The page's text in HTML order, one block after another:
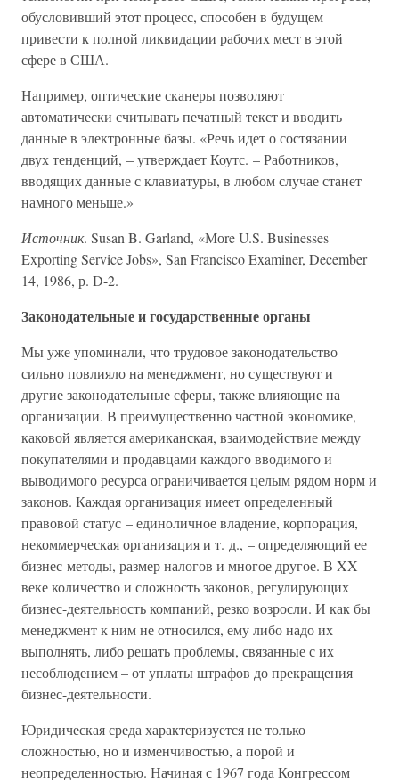
обусловивший этот процесс, способен в будущем
привести к полной ликвидации рабочих мест в этой
сфере в США.
Например, оптические сканеры позволяют
автоматически считывать печатный текст и вводить
данные в электронные базы. «Речь идет о состязании
двух тенденций, – утверждает Коутс. – Работников,
вводящих данные с клавиатуры, в любом случае станет
намного меньше.»
Источник. Susan B. Garland, «Моre U.S. Businesses
Exporting Service Jobs», San Francisco Examiner, December
14, 1986, р. D-2.
Законодательные и государственные органы
Мы уже упоминали, что трудовое законодательство
сильно повлияло на менеджмент, но существуют и
другие законодательные сферы, также влияющие на
организации. В преимущественно частной экономике,
каковой является американская, взаимодействие между
покупателями и продавцами каждого вводимого и
выводимого ресурса ограничивается целым рядом норм и
законов. Каждая организация имеет определенный
правовой статус – единоличное владение, корпорация,
некоммерческая организация и т. д., – определяющий ее
бизнес-методы, размер налогов и многое другое. В XX
веке количество и сложность законов, регулирующих
бизнес-деятельность компаний, резко возросли. И как бы
менеджмент к ним не относился, ему либо надо их
выполнять, либо решать проблемы, связанные с их
несоблюдением – от уплаты штрафов до прекращения
бизнес-деятельности.
Юридическая среда характеризуется не только
сложностью, но и изменчивостью, а порой и
неопределенностью. Начиная с 1967 года Конгрессом